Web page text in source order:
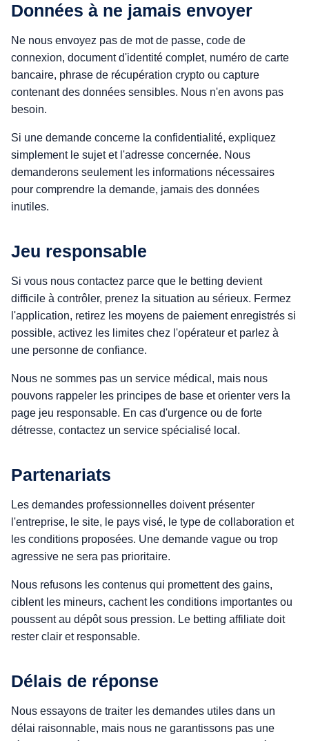
Données à ne jamais envoyer
Ne nous envoyez pas de mot de passe, code de
connexion, document d'identité complet, numéro de carte
bancaire, phrase de récupération crypto ou capture
contenant des données sensibles. Nous n'en avons pas
besoin.
Si une demande concerne la confidentialité, expliquez
simplement le sujet et l'adresse concernée. Nous
demanderons seulement les informations nécessaires
pour comprendre la demande, jamais des données
inutiles.
Jeu responsable
Si vous nous contactez parce que le betting devient
difficile à contrôler, prenez la situation au sérieux. Fermez
l'application, retirez les moyens de paiement enregistrés si
possible, activez les limites chez l'opérateur et parlez à
une personne de confiance.
Nous ne sommes pas un service médical, mais nous
pouvons rappeler les principes de base et orienter vers la
page jeu responsable. En cas d'urgence ou de forte
détresse, contactez un service spécialisé local.
Partenariats
Les demandes professionnelles doivent présenter
l'entreprise, le site, le pays visé, le type de collaboration et
les conditions proposées. Une demande vague ou trop
agressive ne sera pas prioritaire.
Nous refusons les contenus qui promettent des gains,
ciblent les mineurs, cachent les conditions importantes ou
poussent au dépôt sous pression. Le betting affiliate doit
rester clair et responsable.
Délais de réponse
Nous essayons de traiter les demandes utiles dans un
délai raisonnable, mais nous ne garantissons pas une